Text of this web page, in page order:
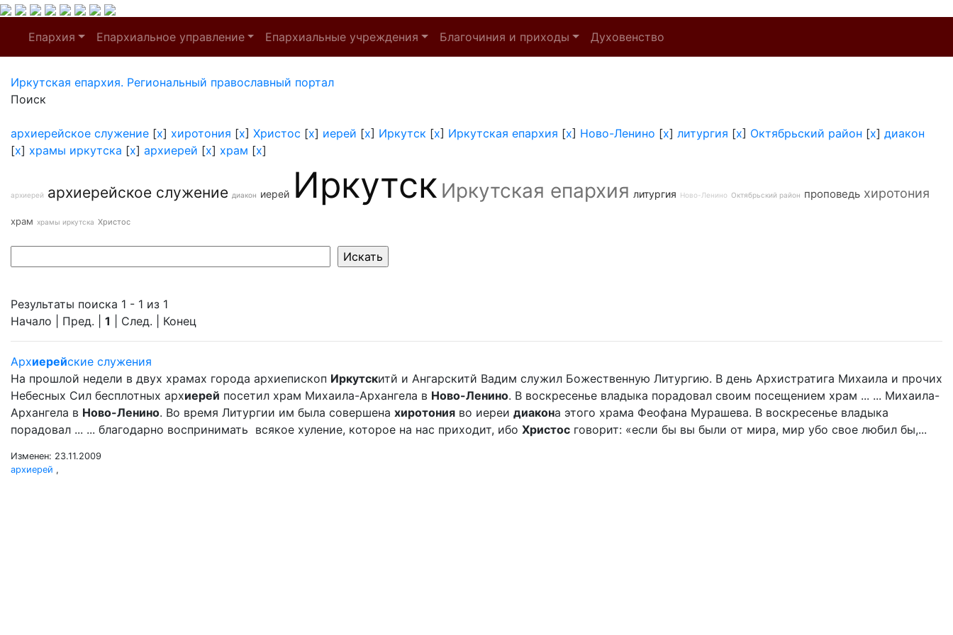
Епархия Епархиальное управление Епархиальные учреждения Благочиния и приходы Духовенство
Иркутская епархия. Региональный православный портал
Поиск
архиерейское служение [x] хиротония [x] Христос [x] иерей [x] Иркутск [x] Иркутская епархия [x] Ново-Ленино [x] литургия [x] Октябрьский район [x] диакон
[x] храмы иркутска [x] архиерей [x] храм [x]
архиерей архиерейское служение диакон иерей Иркутск Иркутская епархия литургия Ново-Ленино Октябрьский район проповедь хиротония
храм храмы иркутска Христос
Результаты поиска 1 - 1 из 1
Начало | Пред. | 1 | След. | Конец
Архиерейские служения
На прошлой недели в двух храмах города архиепископ Иркутскитй и Ангарскитй Вадим служил Божественную Литургию. В день Архистратига Михаила и прочих
Небесных Сил бесплотных архиерей посетил храм Михаила-Архангела в Ново-Ленино. В воскресенье владыка порадовал своим посещением храм ... ... Михаила-
Архангела в Ново-Ленино. Во время Литургии им была совершена хиротония во иереи диакона этого храма Феофана Мурашева. В воскресенье владыка
порадовал ... ... благодарно воспринимать всякое хуление, которое на нас приходит, ибо Христос говорит: «если бы вы были от мира, мир убо свое любил бы,...
Изменен: 23.11.2009
архиерей ,